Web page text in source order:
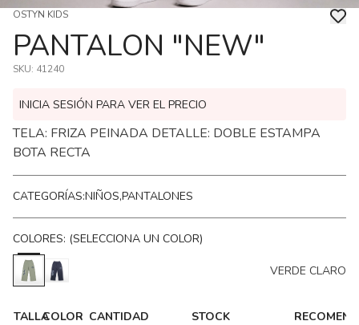
OSTYN KIDS
PANTALON "NEW"
SKU: 41240
INICIA SESIÓN PARA VER EL PRECIO
TELA: FRIZA PEINADA DETALLE: DOBLE ESTAMPA
BOTA RECTA
CATEGORÍAS:NIÑOS,PANTALONES
COLORES: (SELECCIONA UN COLOR)
VERDE CLARO
TALLACOLOR CANTIDAD STOCK